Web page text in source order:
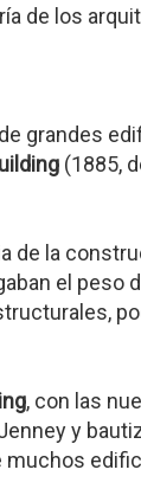
de los
grandes
(1885,
de la
el peso
, con las
y